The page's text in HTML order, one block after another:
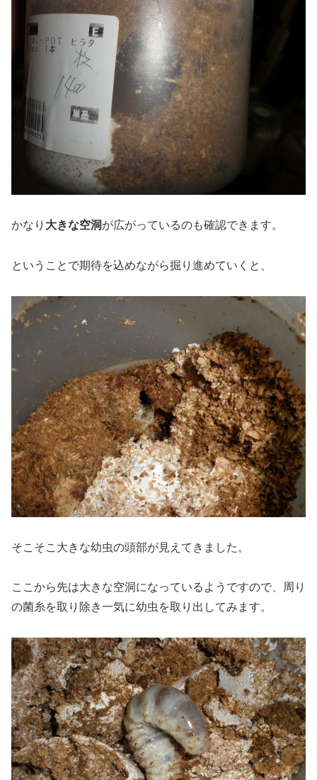
かなり 大きな空洞が広がっているのも確認できます。
ということで期待を込めながら掘り進めていくと、
そこそこ大きな幼虫の頭部が見えてきました。
ここから先は大きな空洞になっているようですので、周り
の菌糸を取り除き一気に幼虫を取り出してみます。